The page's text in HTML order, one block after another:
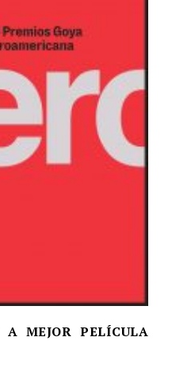
A MEJOR PELÍCULA